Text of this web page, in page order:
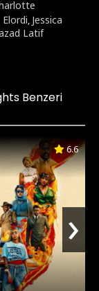
Elordi, Jessica
Latif
Benzeri
6.6
›